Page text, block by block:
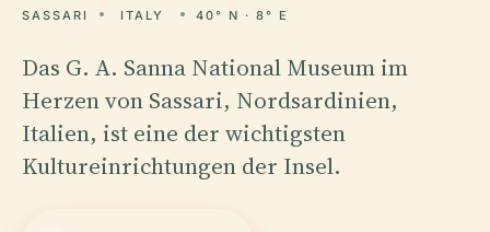
SASSARI ITALY 40° N · 8° E
Das G. A. Sanna National Museum im
Herzen von Sassari, Nordsardinien,
Italien, ist eine der wichtigsten
Kultureinrichtungen der Insel.